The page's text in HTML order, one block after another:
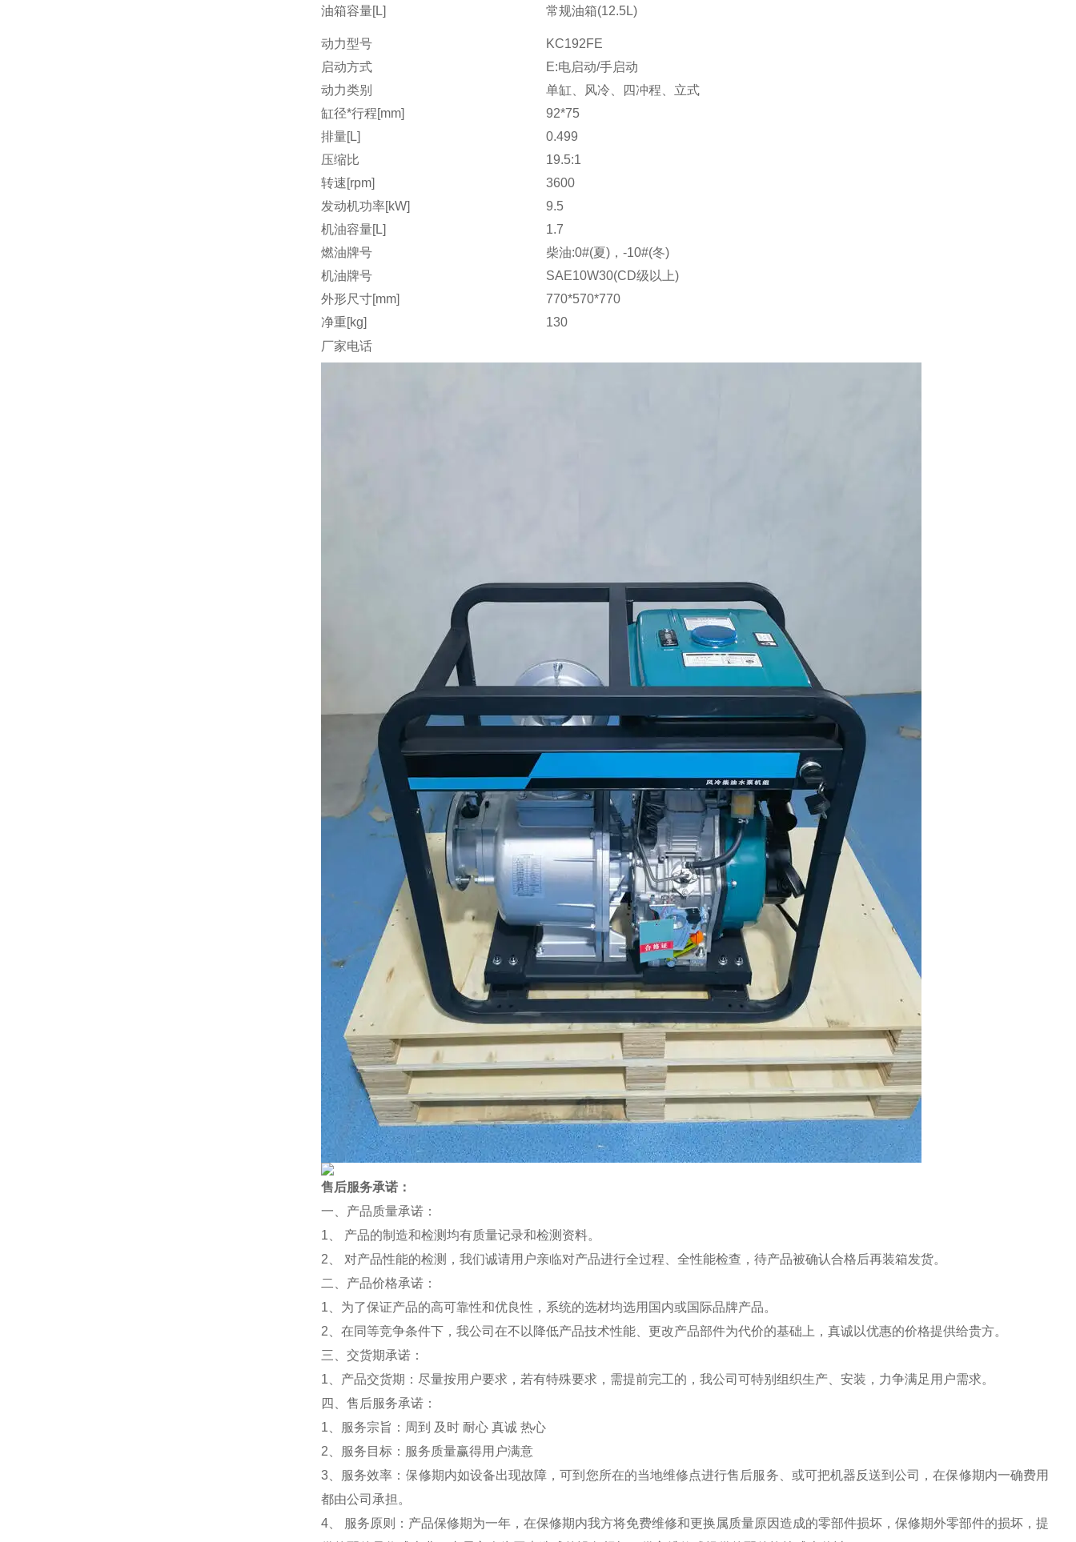
油箱容量[L] 常规油箱(12.5L)
动力型号
KC192FE
启动方式
E:电启动/手启动
动力类别
单缸、风冷、四冲程、立式
缸径*行程[mm]
92*75
排量[L]
0.499
压缩比
19.5:1
转速[rpm]
3600
发动机功率[kW]
9.5
机油容量[L]
1.7
燃油牌号
柴油:0#(夏)，-10#(冬)
机油牌号
SAE10W30(CD级以上)
外形尺寸[mm]
770*570*770
净重[kg]
130
厂家电话
售后服务承诺：
一、产品质量承诺：
1、 产品的制造和检测均有质量记录和检测资料。
2、 对产品性能的检测，我们诚请用户亲临对产品进行全过程、全性能检查，待产品被确认合格后再装箱发货。
二、产品价格承诺：
1、为了保证产品的高可靠性和优良性，系统的选材均选用国内或国际品牌产品。
2、在同等竞争条件下，我公司在不以降低产品技术性能、更改产品部件为代价的基础上，真诚以优惠的价格提供给贵方。
三、交货期承诺：
1、产品交货期：尽量按用户要求，若有特殊要求，需提前完工的，我公司可特别组织生产、安装，力争满足用户需求。
四、售后服务承诺：
1、服务宗旨：周到 及时 耐心 真诚 热心
2、服务目标：服务质量赢得用户满意
3、服务效率：保修期内如设备出现故障，可到您所在的当地维修点进行售后服务、或可把机器反送到公司，在保修期内一确费用
都由公司承担。
4、 服务原则：产品保修期为一年，在保修期内我方将免费维修和更换属质量原因造成的零部件损坏，保修期外零部件的损坏，提